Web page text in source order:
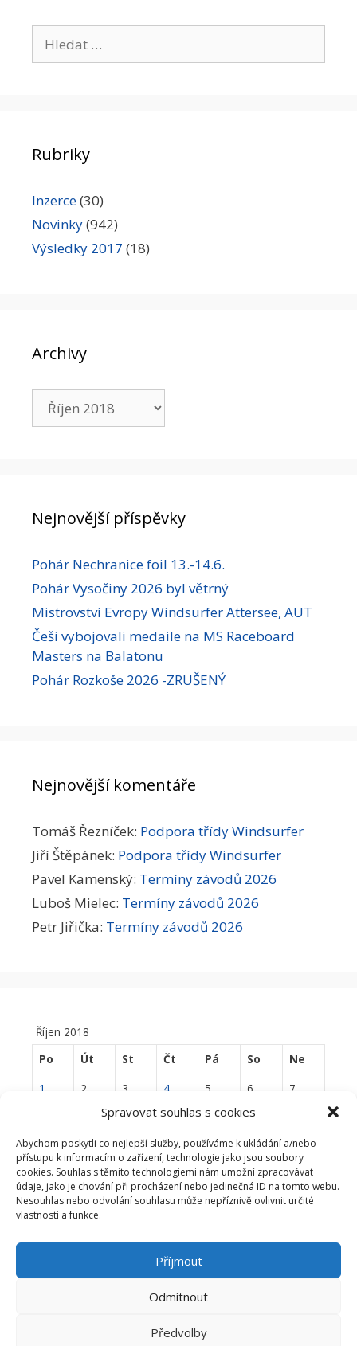
Spravovat souhlas s cookies
Abychom poskytli co nejlepší služby, používáme k ukládání a/nebo
přístupu k informacím o zařízení, technologie jako jsou soubory
cookies. Souhlas s těmito technologiemi nám umožní zpracovávat
údaje, jako je chování při procházení nebo jedinečná ID na tomto webu.
Nesouhlas nebo odvolání souhlasu může nepříznivě ovlivnit určité
vlastnosti a funkce.
Příjmout
Odmítnout
Předvolby
Rubriky
Inzerce(30)
Novinky(942)
Výsledky 2017 (18)
Archivy
Archivy
Nejnovější příspěvky
Pohár Nechranice foil 13.-14.6.
Pohár Vysočiny 2026 byl větrný
Mistrovství Evropy Windsurfer Attersee, AUT
Češi vybojovali medaile na MS Raceboard
Masters na Balatonu
Pohár Rozkoše 2026 -ZRUŠENÝ
Nejnovější komentáře
Tomáš Řezníček: Podpora třídy Windsurfer
Jiří Štěpánek: Podpora třídy Windsurfer
Pavel Kamenský: Termíny závodů 2026
Luboš Mielec: Termíny závodů 2026
Petr Jiřička: Termíny závodů 2026
Říjen 2018
Po
Út St Čt Pá So
Ne
1
2 3 4 5 6
7
10 11 12 13
15
16 17 18 19 20
21
22
23 24 25 26 27
28
29
30 31
« Zář Lis »
Česká windsurfingová asociace | www.cwa.cz |